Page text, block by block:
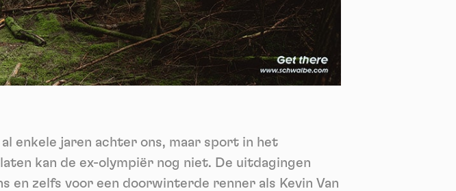
enkele jaren achter ons, maar sport in het
kan de ex-olympiër nog niet. De uitdagingen
en zelfs voor een doorwinterde renner als Kevin Van
en begrijp dat ik me op elk
service can install 8 cookies.